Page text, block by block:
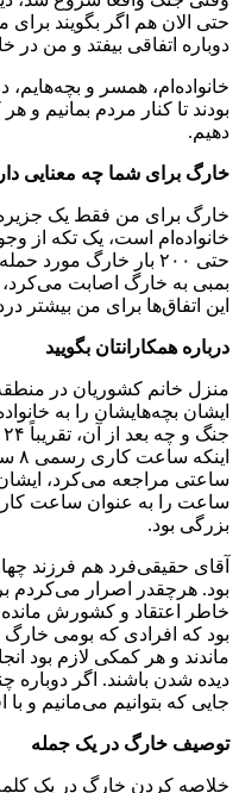
حتی الان هم اگر بگویند
دوباره اتفاقی بیفتد و من در
خانواده‌ام، همسر و
بودند تا کنار مردم بمانیم و
دهیم.
خارگ برای شما چه معنایی
خارگ برای من فقط یک
حتی ۲۰۰ بار خارگ
بمبی به خارگ اصابت
این اتفاق‌ها برای من بیشتر
درباره همکارانتان بگویید
منزل خانم کشوریان در
ایشان بچه‌هایشان را به
ساعت را به عنوان ساعت
بزرگی بود.
آقای حقیقی‌فرد هم فرزند
بود. هرچقدر اصرار می‌کردم
خاطر اعتقاد و کشورش
بود که افرادی که بومی خارگ
ماندند و هر کمکی لازم بود
دیده شدن باشند. اگر دوباره
جایی که بتوانیم می‌مانیم و با
توصیف خارگ در یک جمله
خلاصه کردن خارگ در یک